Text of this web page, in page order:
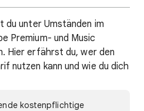
du unter Umständen im
Premium- und Music
Hier erfährst du, wer den
nutzen kann und wie du dich
kostenpflichtige